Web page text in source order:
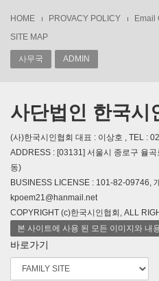
HOME PROVACY POLICY
Email
SITE MAP
사무국 ADMIN
사단법인 한국시
(사)한국시인협회 대표 : 이상호 , TEL :
ADDRESS : [03131] 서울시 종로구 율
동)
BUSINESS LICENSE : 101-82-09746,
kpoem21@hanmail.net
COPYRIGHT (c)한국시인협회, ALL
본 사이트에 사용 된 모든 이미지와 내
바로가기